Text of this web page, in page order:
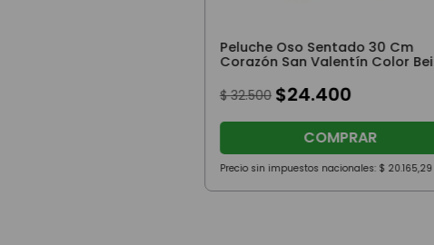
Peluche Oso Sentado 30 Cm
Corazón San Valentín Color
$ 32.500 $24.400
COMPRAR
Precio sin impuestos nacionales: $ 20.165,29